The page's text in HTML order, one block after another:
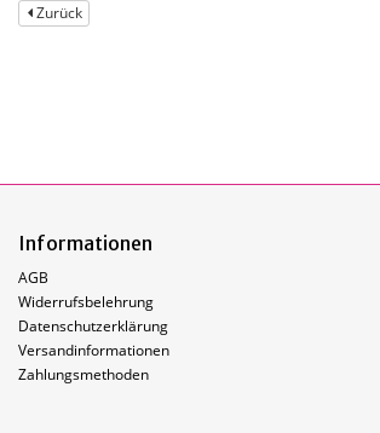
Zurück
Informationen
AGB
Widerrufsbelehrung
Datenschutzerklärung
Versandinformationen
Zahlungsmethoden